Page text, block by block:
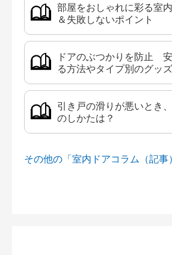
部屋をおしゃれに彩る室
＆失敗しないポイント
ドアのぶつかりを防止
る方法やタイプ別のグッ
引き戸の滑りが悪いとき
のしかたは？
その他の「室内ドアコラム（記事